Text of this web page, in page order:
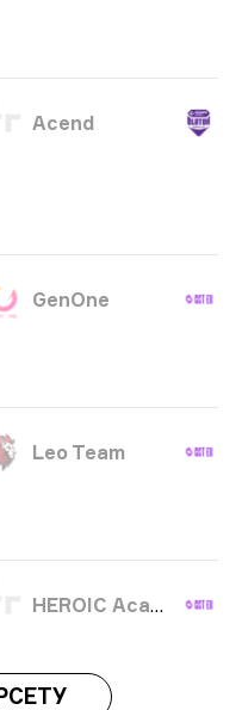
Acend
GenOne
Leo Team
HEROIC Academy